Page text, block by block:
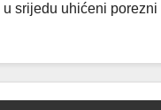
srijedu uhićeni porezni